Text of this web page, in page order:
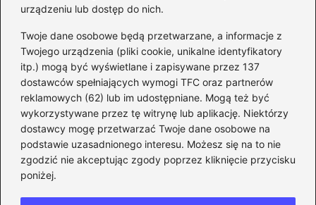
urządzeniu lub dostęp do nich.
Twoje dane osobowe będą przetwarzane, a informacje z
Twojego urządzenia (pliki cookie, unikalne identyfikatory
itp.) mogą być wyświetlane i zapisywane przez 137
dostawców spełniających wymogi TFC oraz partnerów
reklamowych (62) lub im udostępniane. Mogą też być
wykorzystywane przez tę witrynę lub aplikację. Niektórzy
dostawcy mogę przetwarzać Twoje dane osobowe na
podstawie uzasadnionego interesu. Możesz się na to nie
zgodzić nie akceptując zgody poprzez kliknięcie przycisku
poniżej.
Na efifa.pl znajdziesz wszystko, co chciałabym sama
– praktyczne poradniki i analizy,
– nowości ze świata gamingu,
– mody i spolszczenia,
– recenzje i opinie,
– problemy techniczne i ich rozwiązania.
←
Spolszczanie Sims 4: Jak łatwo wprowadzić polski
język do gry bez stresu
→
Jak znaleźć i zainstalować spolszczenie do The